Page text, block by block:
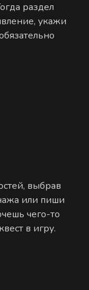
раздел
укажи
выбрав
или пиши
чего-то
в игру.